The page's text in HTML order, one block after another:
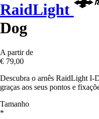
RaidLight
Dog
A partir de
€ 79,00
Descubra o arnês RaidLight I-
graças aos seus pontos e
Tamanho
*